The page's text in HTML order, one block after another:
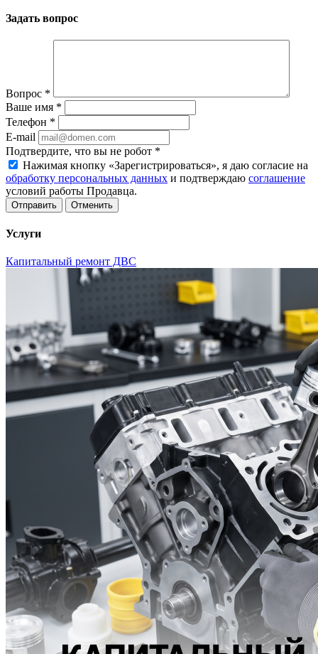
Задать вопрос
Вопрос *
Ваше имя *
Телефон *
E-mail
Подтвердите, что вы не робот *
Нажимая кнопку «Зарегистрироваться», я даю согласие на
обработку персональных данных и подтверждаю соглашение
условий работы Продавца.
Отменить
Услуги
Капитальный ремонт ДВС